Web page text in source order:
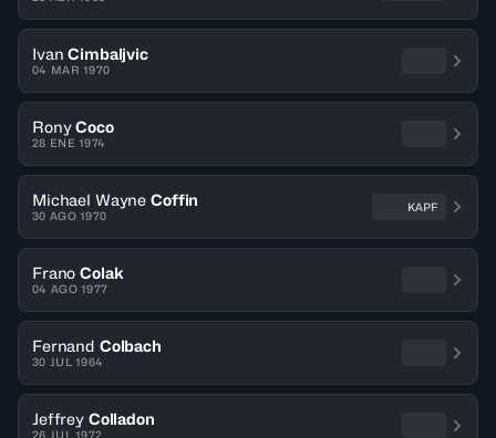
Ivan Cimbaljvic
04 MAR 1970
Rony Coco
28 ENE 1974
Michael Wayne Coffin
30 AGO 1970
KAPF
Frano Colak
04 AGO 1977
Fernand Colbach
30 JUL 1964
Jeffrey Colladon
26 JUL 1972